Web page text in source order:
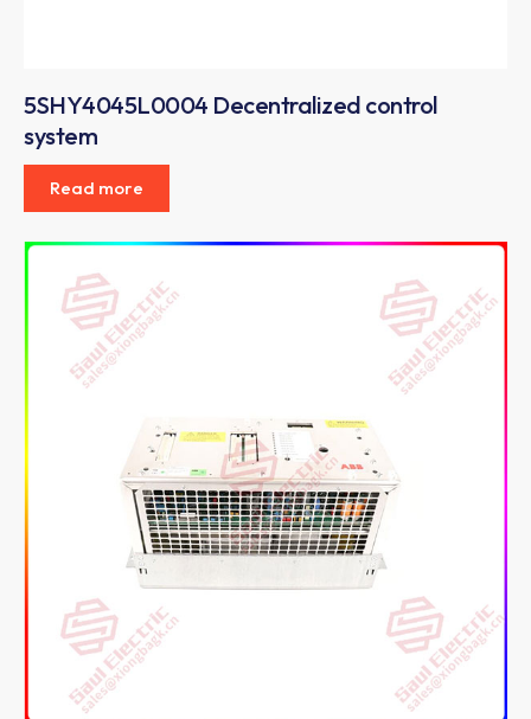
5SHY4045L0004 Decentralized control
system
Read more